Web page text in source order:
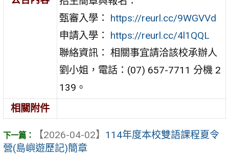
甄審入學： https://reurl.cc/9WGVVd
申請入學： https://reurl.cc/4l1QQL
聯絡資訊： 相關事宜請洽該校承辦人
劉小姐，電話：(07) 657-7711 分機 2
139。
相關附件
【2026-04-02】 114年度本校雙語課程夏令
營(島嶼遊歷記)簡章